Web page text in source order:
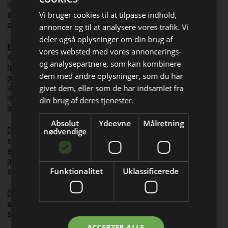
Bliv opdateret hver uge
Få de vigtigste nyheder fra
PackMarkedet
direkte i din indbakke
Jeg modtager allerede
internationale vækststrategi til gavn for vores kunder og
øvrige interessenter, siger Nicola Piovan, executive
chairman i PiovanGroup.
Et stærkt strategisk match
Kombinationen af PiovanGroups kompetencer inden for
håndtering af råvarer og Aasteds avancerede
procesteknologier gør det muligt at tilbyde fuldt
integrerede produktionsløsninger – fra håndtering af
ingredienser til færdig chokolade, nutrition barer og
bageriprodukter.
Det er kompetencer, som gør det muligt at imødekomme en
stigende efterspørgsel blandt fødevareproducenter efter
én samlet partner, der kan tage ansvar for hele
produktionsprocessen fra ingredienshåndtering til færdigt
slutprodukt.
Det gælder særligt på vækstmarkeder, hvor behovet for
automatisering og integrerede løsninger fortsætter med at
stige.
Vi bruger cookies til at tilpasse indhold,
annoncer og til at analysere vores trafik. Vi
deler også oplysninger om din brug af
vores websted med vores annoncerings-
og analysepartnere, som kan kombinere
dem med andre oplysninger, som du har
givet dem, eller som de har indsamlet fra
din brug af deres tjenester.
Absolut
nødvendige
Ydeevne Målretning
Funktionalitet Uklassificerede